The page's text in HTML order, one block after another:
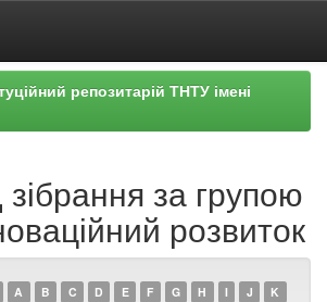
репозитарій ТНТУ імені
за групою
розвиток
A B C D E F G H I J
K